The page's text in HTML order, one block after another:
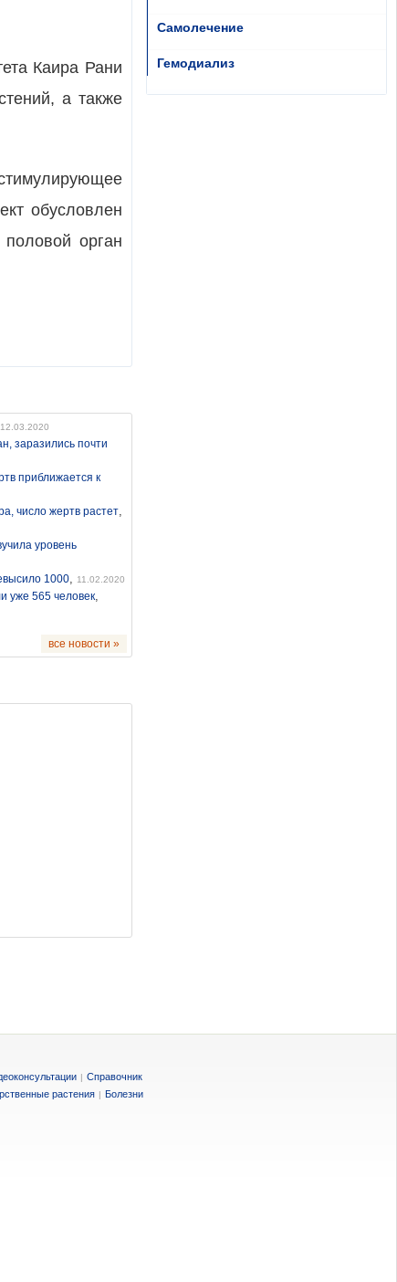
Каира Рани
а также
обусловлен
орган
12.03.2020
заразились почти
приближается к
число жертв растет,
уровень
1000, 11.02.2020
уже 565 человек,
все новости »
Самолечение
Гемодиализ
| Справочник
растения | Болезни